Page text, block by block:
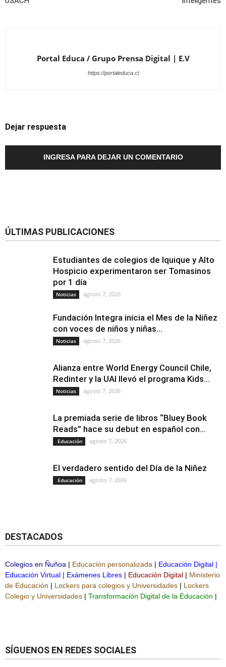
Portal Educa / Grupo Prensa Digital | E.V
https://portaleduca.cl
Dejar respuesta
INGRESA PARA DEJAR UN COMENTARIO
ÚLTIMAS PUBLICACIONES
Estudiantes de colegios de Iquique y Alto
Hospicio experimentaron ser Tomasinos
por 1 día
Noticias agosto 7, 2026
Fundación Integra inicia el Mes de la Niñez
con voces de niños y niñas...
Noticias agosto 7, 2026
Alianza entre World Energy Council Chile,
Redinter y la UAI llevó el programa Kids...
Noticias agosto 7, 2026
La premiada serie de libros “Bluey Book
Reads” hace su debut en español con...
Educación agosto 7, 2026
El verdadero sentido del Día de la Niñez
Educación agosto 7, 2026
DESTACADOS
Colegios en Ñuñoa | Educación personalizada | Educación Digital |
Educación Virtual | Exámenes Libres | Educación Digital | Ministerio
de Educación | Lockers para colegios y Universidades | Lockers
Colegio y Universidades | Transformación Digital de la Educación |
SÍGUENOS EN REDES SOCIALES